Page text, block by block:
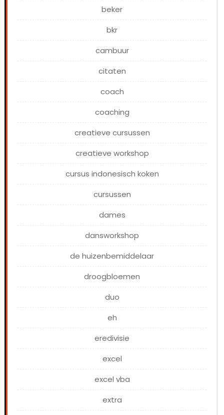
beker
bkr
cambuur
citaten
coach
coaching
creatieve cursussen
creatieve workshop
cursus indonesisch koken
cursussen
dames
dansworkshop
de huizenbemiddelaar
droogbloemen
duo
eh
eredivisie
excel
excel vba
extra